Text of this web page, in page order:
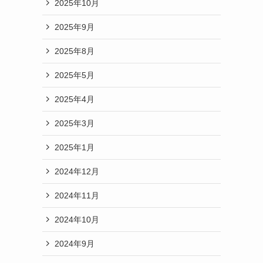
2025年10月
2025年9月
2025年8月
2025年5月
2025年4月
2025年3月
2025年1月
2024年12月
2024年11月
2024年10月
2024年9月